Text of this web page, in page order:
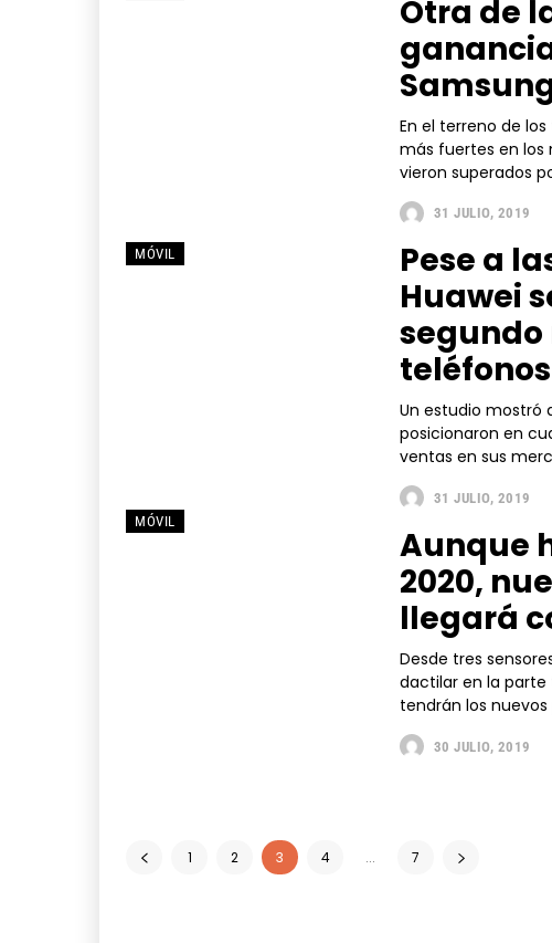
Otra de
En el terreno de
más fuertes en los
vieron superados
31 JULIO, 2019
MÓVIL
Pese a
Huawei
Un estudio mostró
posicionaron en
ventas en sus
31 JULIO, 2019
MÓVIL
Aunque
2020,
llegará
Desde tres
dactilar en la
tendrán los
30 JULIO, 2019
1 2 3 4 ... 7